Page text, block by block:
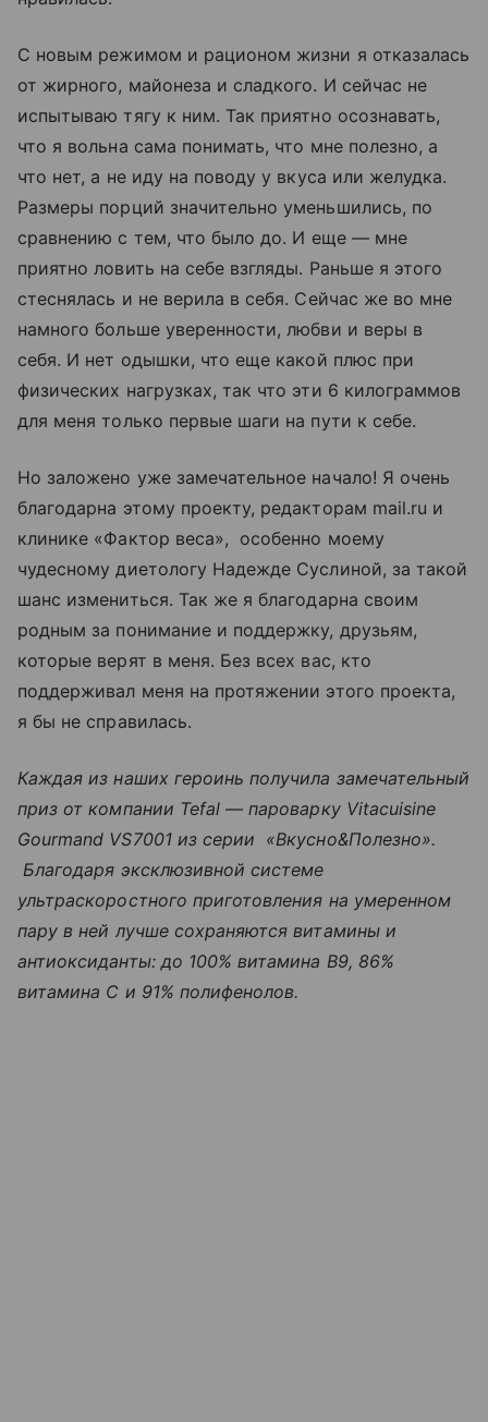
С новым режимом и рационом жизни я отказалась
от жирного, майонеза и сладкого. И сейчас не
испытываю тягу к ним. Так приятно осознавать,
что я вольна сама понимать, что мне полезно, а
что нет, а не иду на поводу у вкуса или желудка.
Размеры порций значительно уменьшились, по
сравнению с тем, что было до. И еще — мне
приятно ловить на себе взгляды. Раньше я этого
стеснялась и не верила в себя. Сейчас же во мне
намного больше уверенности, любви и веры в
себя. И нет одышки, что еще какой плюс при
физических нагрузках, так что эти 6 килограммов
для меня только первые шаги на пути к себе.
Но заложено уже замечательное начало! Я очень
благодарна этому проекту, редакторам mail.ru и
клинике «Фактор веса», особенно моему
чудесному диетологу Надежде Суслиной, за такой
шанс измениться. Так же я благодарна своим
родным за понимание и поддержку, друзьям,
которые верят в меня. Без всех вас, кто
поддерживал меня на протяжении этого проекта,
я бы не справилась.
Каждая из наших героинь получила замечательный
приз от компании Tefal — пароварку Vitacuisine
Gourmand VS7001 из серии «Вкусно&Полезно».
Благодаря эксклюзивной системе
ультраскоростного приготовления на умеренном
пару в ней лучше сохраняются витамины и
антиоксиданты: до 100% витамина B9, 86%
витамина С и 91% полифенолов.